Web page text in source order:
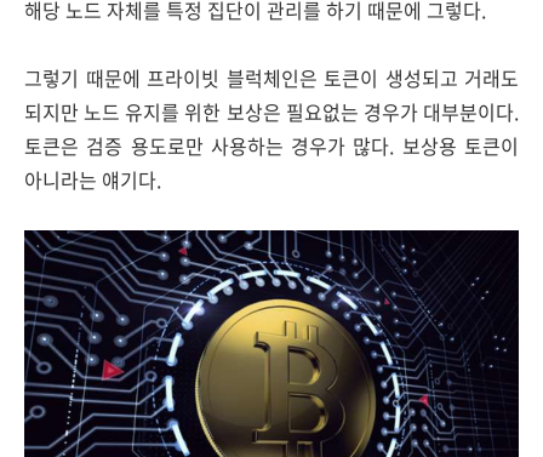
해당 노드 자체를 특정 집단이 관리를 하기 때문에 그렇다.
그렇기 때문에 프라이빗 블럭체인은 토큰이 생성되고 거래도
되지만 노드 유지를 위한 보상은 필요없는 경우가 대부분이다.
토큰은 검증 용도로만 사용하는 경우가 많다. 보상용 토큰이
아니라는 얘기다.